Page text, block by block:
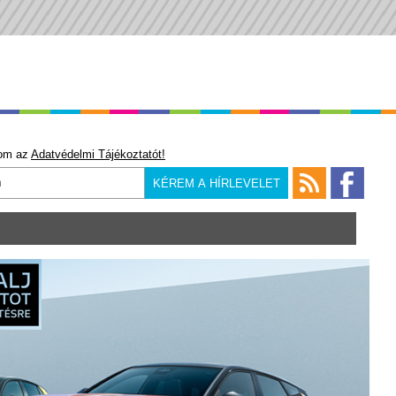
az Adatvédelmi Tájékoztatót!